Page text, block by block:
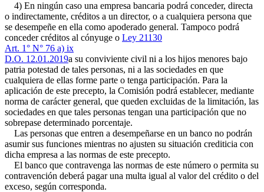
4) En ningún caso una empresa bancaria podrá conceder, directa
o indirectamente, créditos a un director, o a cualquiera persona que
se desempeñe en ella como apoderado general. Tampoco podrá
conceder créditos al cónyuge o Ley 21130
Art. 1° N° 76 a) ix
D.O. 12.01.2019a su conviviente civil ni a los hijos menores bajo
patria potestad de tales personas, ni a las sociedades en que
cualquiera de ellas forme parte o tenga participación. Para la
aplicación de este precepto, la Comisión podrá establecer, mediante
norma de carácter general, que queden excluidas de la limitación, las
sociedades en que tales personas tengan una participación que no
sobrepase determinado porcentaje.
Las personas que entren a desempeñarse en un banco no podrán
asumir sus funciones mientras no ajusten su situación crediticia con
dicha empresa a las normas de este precepto.
El banco que contravenga las normas de este número o permita su
contravención deberá pagar una multa igual al valor del crédito o del
exceso, según corresponda.